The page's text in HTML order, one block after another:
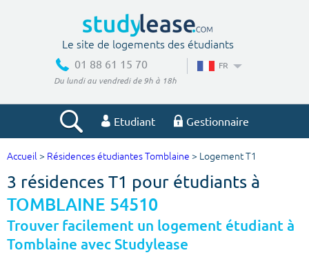
Le site de logements des étudiants
01 88 61 15 70
Du lundi au vendredi de 9h à 18h
FR
Etudiant Gestionnaire
Votre recherche
Ville, école
Accueil > Résidences étudiantes Tomblaine > Logement T1
3 résidences T1 pour étudiants à
TOMBLAINE 54510
Trouver facilement un logement étudiant à
Tomblaine avec Studylease